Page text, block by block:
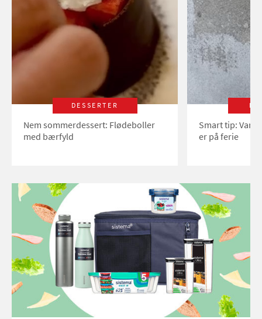
DESSERTER
Nem sommerdessert: Flødeboller
med bærfyld
Smart tip:
er på ferie